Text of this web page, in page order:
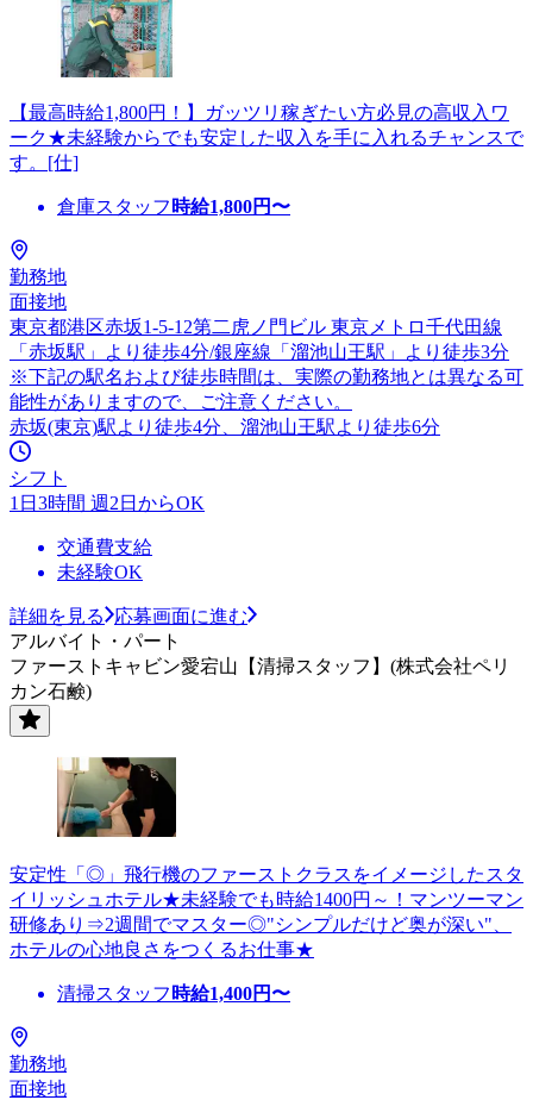
【最高時給1,800円！】ガッツリ稼ぎたい方必見の高収入ワ
ーク★未経験からでも安定した収入を手に入れるチャンスで
す。[仕]
倉庫スタッフ 時給1,800円〜
勤務地
面接地
東京都港区赤坂1-5-12第二虎ノ門ビル 東京メトロ千代田線
「赤坂駅」より徒歩4分/銀座線「溜池山王駅」より徒歩3分
※下記の駅名および徒歩時間は、実際の勤務地とは異なる可
能性がありますので、ご注意ください。
赤坂(東京)駅より徒歩4分、溜池山王駅より徒歩6分
シフト
1日3時間 週2日からOK
交通費支給
未経験OK
詳細を見る
応募画面に進む
アルバイト・パート
ファーストキャビン愛宕山【清掃スタッフ】(株式会社ペリ
カン石鹸)
安定性「◎」飛行機のファーストクラスをイメージしたスタ
イリッシュホテル★未経験でも時給1400円～！マンツーマン
研修あり⇒2週間でマスター◎"シンプルだけど奥が深い"、
ホテルの心地良さをつくるお仕事★
清掃スタッフ 時給1,400円〜
勤務地
面接地